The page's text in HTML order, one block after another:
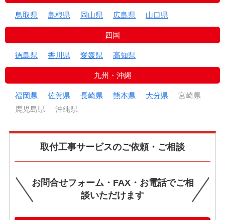
鳥取県 島根県 岡山県 広島県 山口県
四国
徳島県 香川県 愛媛県 高知県
九州・沖縄
福岡県 佐賀県 長崎県 熊本県 大分県
宮崎県
鹿児島県
沖縄県
取付工事サービスのご依頼・ご相談
お問合せフォーム・FAX・お電話でご相
談いただけます